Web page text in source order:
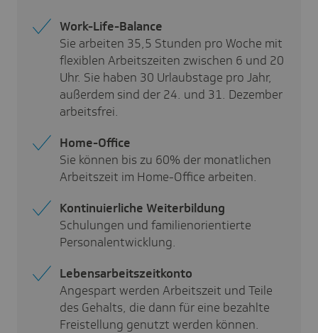
Work-Life-Balance
Sie arbeiten 35,5 Stunden pro Woche mit
flexiblen Arbeitszeiten zwischen 6 und 20
Uhr. Sie haben 30 Urlaubstage pro Jahr,
außerdem sind der 24. und 31. Dezember
arbeitsfrei.
Home-Office
Sie können bis zu 60% der monatlichen
Arbeitszeit im Home-Office arbeiten.
Kontinuierliche Weiterbildung
Schulungen und familienorientierte
Personalentwicklung.
Lebensarbeitszeitkonto
Angespart werden Arbeitszeit und Teile
des Gehalts, die dann für eine bezahlte
Freistellung genutzt werden können.